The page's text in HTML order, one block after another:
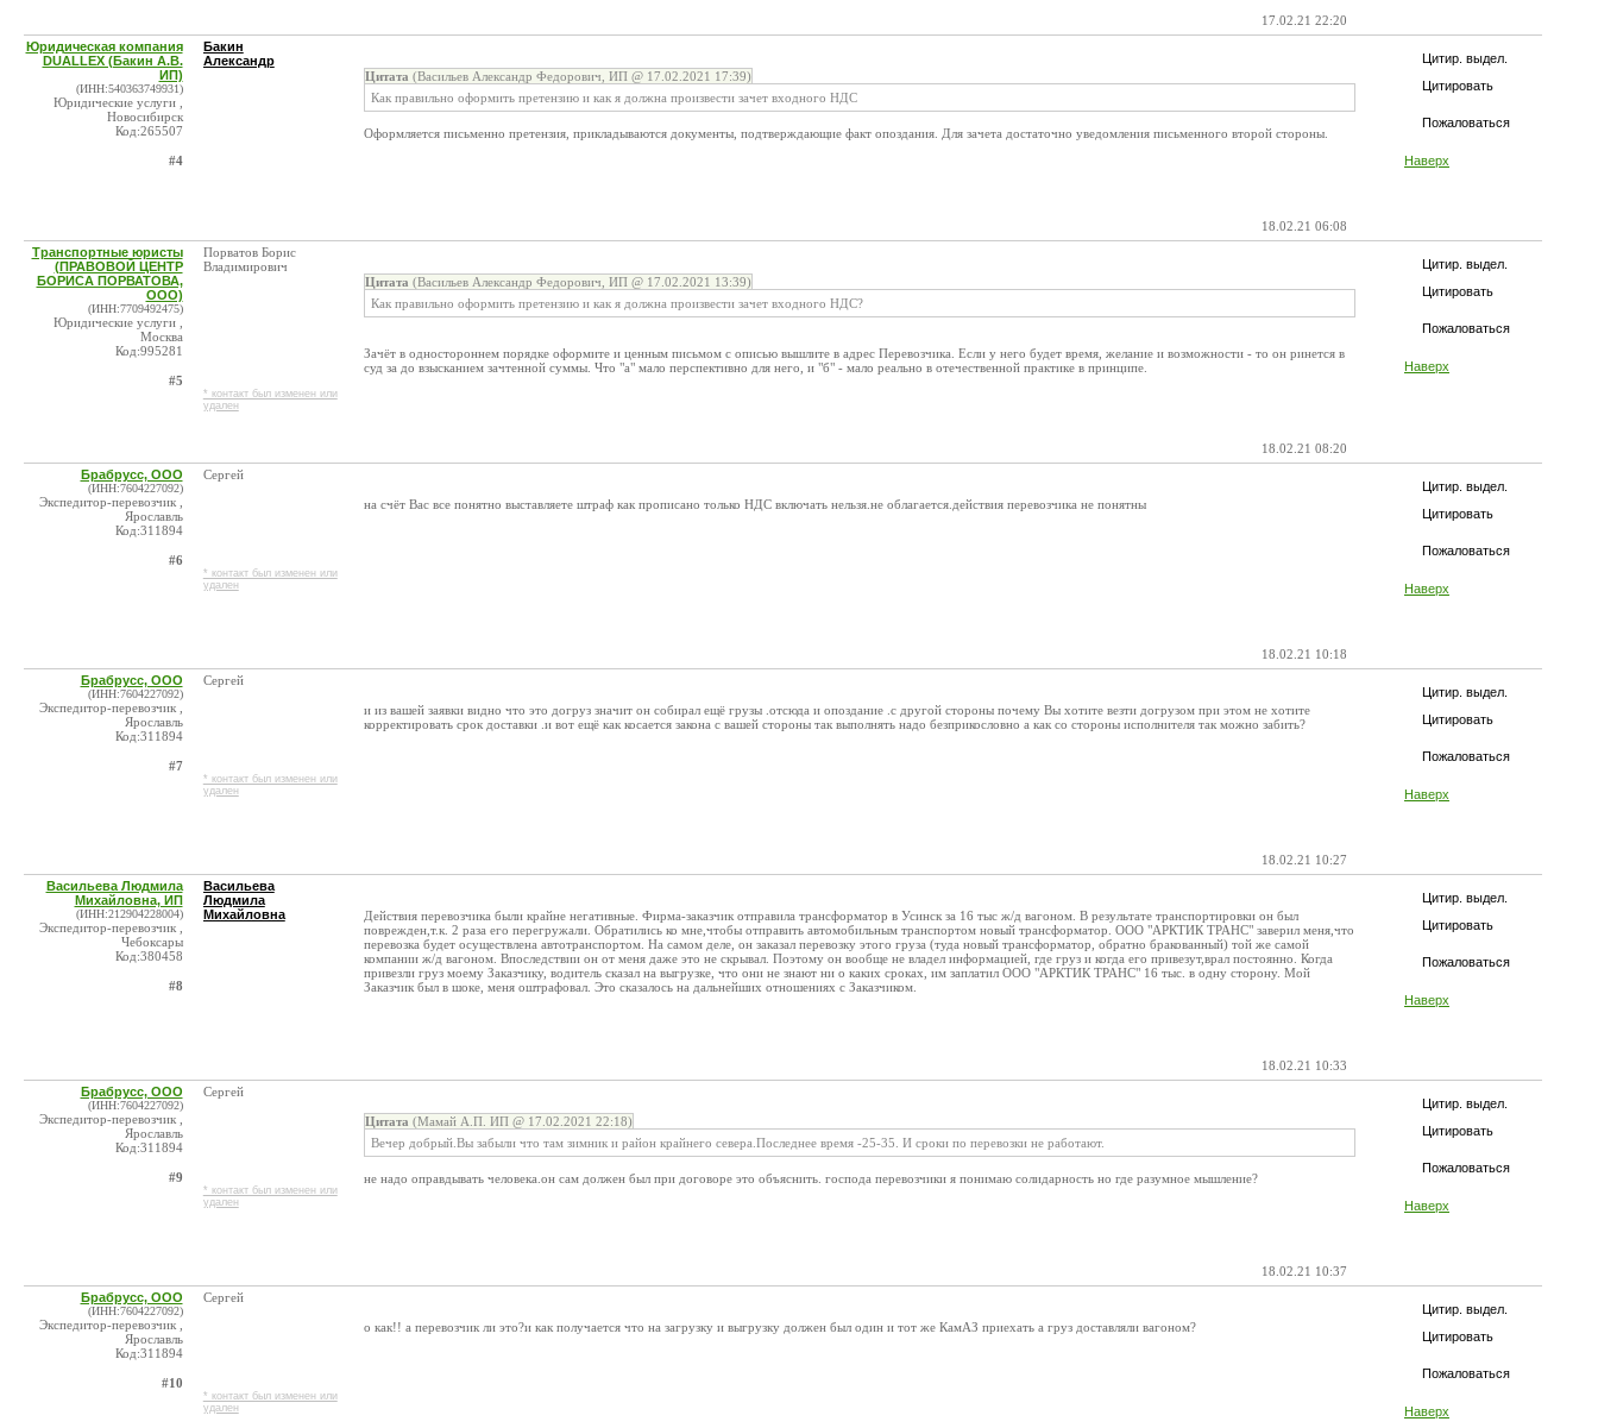
17.02.21 22:20
Цитир. выдел.
Цитировать
Пожаловаться
Наверх
Юридическая компания
DUALLEX (Бакин А.В.
ИП)
(ИНН:540363749931)
Юридические услуги ,
Новосибирск
Код:265507
#4
Бакин
Александр
Цитата (Васильев Александр Федорович, ИП @ 17.02.2021 17:39)
Как правильно оформить претензию и как я должна произвести зачет входного НДС
Оформляется письменно претензия, прикладываются документы, подтверждающие факт опоздания. Для зачета достаточно уведомления письменного второй стороны.
18.02.21 06:08
Цитир. выдел.
Цитировать
Пожаловаться
Наверх
Транспортные юристы
(ПРАВОВОЙ ЦЕНТР
БОРИСА ПОРВАТОВА,
ООО)
(ИНН:7709492475)
Юридические услуги ,
Москва
Код:995281
#5
Порватов Борис
Владимирович
* контакт был изменен или
удален
Цитата (Васильев Александр Федорович, ИП @ 17.02.2021 13:39)
Как правильно оформить претензию и как я должна произвести зачет входного НДС?
Зачёт в одностороннем порядке оформите и ценным письмом с описью вышлите в адрес Перевозчика. Если у него будет время, желание и возможности - то он ринется в
суд за до взысканием зачтенной суммы. Что "а" мало перспективно для него, и "б" - мало реально в отечественной практике в принципе.
18.02.21 08:20
Цитир. выдел.
Цитировать
Пожаловаться
Наверх
Брабрусс, ООО
(ИНН:7604227092)
Экспедитор-перевозчик ,
Ярославль
Код:311894
#6
Сергей
* контакт был изменен или
удален
на счёт Вас все понятно выставляете штраф как прописано только НДС включать нельзя.не облагается.действия перевозчика не понятны
18.02.21 10:18
Цитир. выдел.
Цитировать
Пожаловаться
Наверх
Брабрусс, ООО
(ИНН:7604227092)
Экспедитор-перевозчик ,
Ярославль
Код:311894
#7
Сергей
* контакт был изменен или
удален
и из вашей заявки видно что это догруз значит он собирал ещё грузы .отсюда и опоздание .с другой стороны почему Вы хотите везти догрузом при этом не хотите
корректировать срок доставки .и вот ещё как косается закона с вашей стороны так выполнять надо безприкословно а как со стороны исполнителя так можно забить?
18.02.21 10:27
Цитир. выдел.
Цитировать
Пожаловаться
Наверх
Васильева Людмила
Михайловна, ИП
(ИНН:212904228004)
Экспедитор-перевозчик ,
Чебоксары
Код:380458
#8
Васильева
Людмила
Михайловна
Действия перевозчика были крайне негативные. Фирма-заказчик отправила трансформатор в Усинск за 16 тыс ж/д вагоном. В результате транспортировки он был
поврежден,т.к. 2 раза его перегружали. Обратились ко мне,чтобы отправить автомобильным транспортом новый трансформатор. ООО "АРКТИК ТРАНС" заверил меня,что
перевозка будет осуществлена автотранспортом. На самом деле, он заказал перевозку этого груза (туда новый трансформатор, обратно бракованный) той же самой
компании ж/д вагоном. Впоследствии он от меня даже это не скрывал. Поэтому он вообще не владел информацией, где груз и когда его привезут,врал постоянно. Когда
привезли груз моему Заказчику, водитель сказал на выгрузке, что они не знают ни о каких сроках, им заплатил ООО "АРКТИК ТРАНС" 16 тыс. в одну сторону. Мой
Заказчик был в шоке, меня оштрафовал. Это сказалось на дальнейших отношениях с Заказчиком.
18.02.21 10:33
Цитир. выдел.
Цитировать
Пожаловаться
Наверх
Брабрусс, ООО
(ИНН:7604227092)
Экспедитор-перевозчик ,
Ярославль
Код:311894
#9
Сергей
* контакт был изменен или
удален
Цитата (Мамай А.П. ИП @ 17.02.2021 22:18)
Вечер добрый.Вы забыли что там зимник и район крайнего севера.Последнее время -25-35. И сроки по перевозки не работают.
не надо оправдывать человека.он сам должен был при договоре это объяснить. господа перевозчики я понимаю солидарность но где разумное мышление?
18.02.21 10:37
Цитир. выдел.
Цитировать
Пожаловаться
Наверх
Брабрусс, ООО
(ИНН:7604227092)
Экспедитор-перевозчик ,
Ярославль
Код:311894
#10
Сергей
* контакт был изменен или
удален
о как!! а перевозчик ли это?и как получается что на загрузку и выгрузку должен был один и тот же КамАЗ приехать а груз доставляли вагоном?